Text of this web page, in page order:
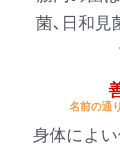
菌、日和
名前の通
身体によ